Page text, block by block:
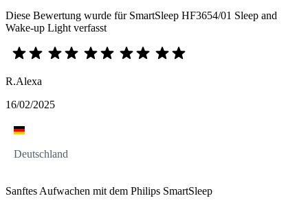
Diese Bewertung wurde für SmartSleep HF3654/01 Sleep and
Wake-up Light verfasst
R.Alexa
16/02/2025
Deutschland
Sanftes Aufwachen mit dem Philips SmartSleep